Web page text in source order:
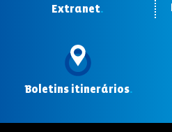
Extranet.
Boletins itinerários.